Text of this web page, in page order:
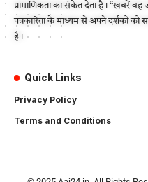
प्रामाणिकता का संकेत देता है। “खबरें
पत्रकारिता के माध्यम से अपने दर्शकों को
है।
Quick Links
Privacy Policy
Terms and Conditions